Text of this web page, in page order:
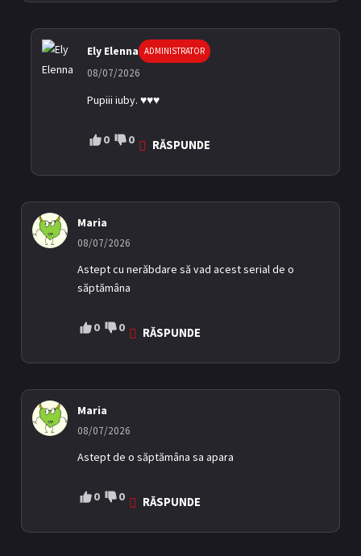
Ely Elenna ADMINISTRATOR
08/07/2026
Pupiii iuby. ♥️♥️♥️
0 0 RĂSPUNDE
Maria
08/07/2026
Astept cu nerăbdare să vad acest serial de o
săptămâna
0 0 RĂSPUNDE
Maria
08/07/2026
Astept de o săptămâna sa apara
0 0 RĂSPUNDE